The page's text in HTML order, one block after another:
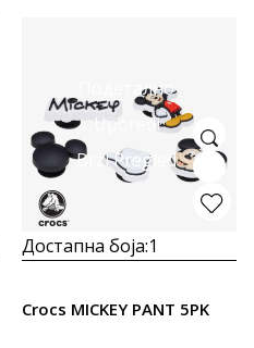
Подетално
Uporedi
Brzi Pregled
Достапна боја:1
Crocs MICKEY PANT 5PK